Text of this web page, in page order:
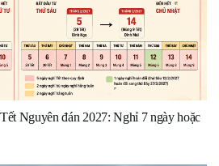
Nguyên đán 2027: Nghỉ 7 ngày hoặc